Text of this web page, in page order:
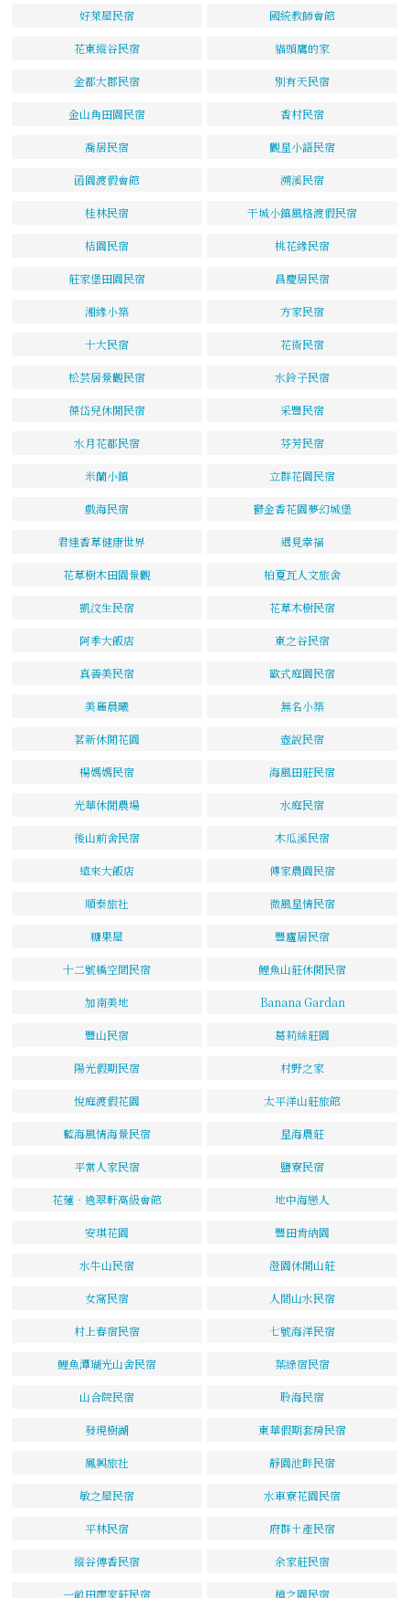
好萊屋民宿 國統教師會館
花東縱谷民宿 貓頭鷹的家
金都大郡民宿 別有天民宿
金山角田園民宿 香村民宿
喬居民宿 觀星小語民宿
函園渡假會館 溯溪民宿
桂林民宿 干城小鎮風格渡假民宿
桔園民宿 桃花緣民宿
莊家堡田園民宿 昌慶居民宿
湘緣小築 方家民宿
十大民宿 花術民宿
松芸居景觀民宿 水鈴子民宿
葆岱兒休閒民宿 采豐民宿
水月花都民宿 芬芳民宿
米蘭小鎮 立群花園民宿
戲海民宿 鬱金香花園夢幻城堡
君達香草健康世界 遇見幸福
花草樹木田園景觀 柏夏瓦人文旅舍
凱汶生民宿 花草木樹民宿
阿季大飯店 東之谷民宿
真善美民宿 歐式庭園民宿
美麗晨曦 無名小築
茗新休閒花園 壺說民宿
楊媽媽民宿 海風田莊民宿
光華休閒農場 水庭民宿
後山前舍民宿 木瓜溪民宿
遠來大飯店 傅家農園民宿
順泰旅社 微風星情民宿
糖果屋 豐廬居民宿
十二號橋空間民宿 鯉魚山莊休閒民宿
加南美地 Banana Gardan
豐山民宿 葛莉絲莊園
陽光假期民宿 村野之家
悅庭渡假花園 太平洋山莊旅館
藍海風情海景民宿 星海農莊
平常人家民宿 鹽寮民宿
花蓮‧逸翠軒高級會館 地中海戀人
安琪花園 豐田肯納園
水牛山民宿 澄園休閒山莊
女窩民宿 人間山水民宿
村上春宿民宿 七號海洋民宿
鯉魚潭瑚光山舍民宿 葉綠宿民宿
山合院民宿 聆海民宿
發現樹湖 東華假期套房民宿
鳳興旅社 靜園池畔民宿
敏之屋民宿 水車寮花園民宿
平林民宿 府群土產民宿
縱谷傳香民宿 余家莊民宿
一畝田廖家莊民宿 樟之園民宿